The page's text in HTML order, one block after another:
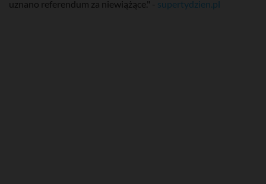
uznano referendum za niewiążące." - supertydzien.pl